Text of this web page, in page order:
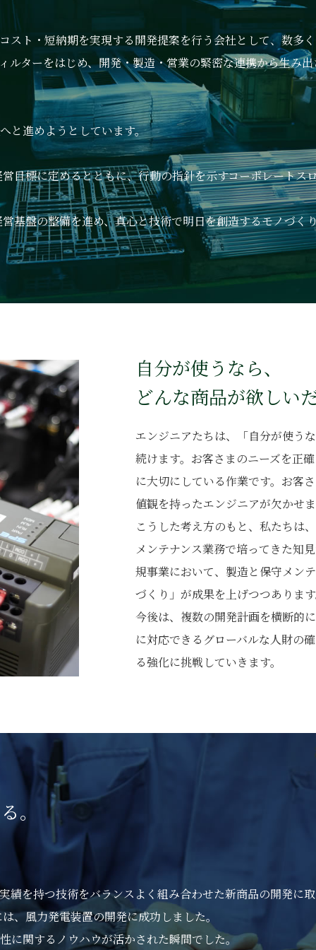
スト・短納期を実現する開発提案を行う会社として、数多
ルターをはじめ、開発・製造・営業の緊密な連携から生み
と進めようとしています。
目標に定めるとともに、行動の指針を示すコーポレートス
基盤の整備を進め、真心と技術で明日を創造するモノづく
自分が使うなら、
どんな商品が欲しい
エンジニアたちは、「自分が使う
続けます。お客さまのニーズを正
に大切にしている作業です。お客
値観を持ったエンジニアが欠かせ
こうした考え方のもと、私たちは
メンテナンス業務で培ってきた知
規事業において、製造と保守メン
づくり」が成果を上げつつありま
今後は、複数の開発計画を横断的
に対応できるグローバルな人財の
る強化に挑戦していきます。
。
績を持つ技術をバランスよく組み合わせた新商品の開発に
、風力発電装置の開発に成功しました。
に関するノウハウが活かされた瞬間でした。